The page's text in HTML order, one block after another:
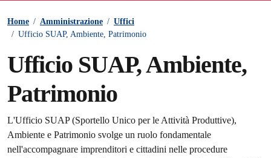
Home / Amministrazione / Uffici
/ Ufficio SUAP, Ambiente, Patrimonio
Ufficio SUAP, Ambiente,
Patrimonio
L'Ufficio SUAP (Sportello Unico per le Attività Produttive),
Ambiente e Patrimonio svolge un ruolo fondamentale
nell'accompagnare imprenditori e cittadini nelle procedure